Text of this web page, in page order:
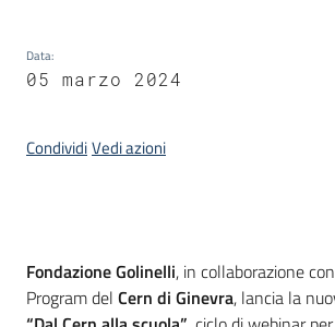
Data:
05 marzo 2024
CondividiVedi azioni
Introduzione
Fondazione Golinelli, in collaborazione
Program del Cern di Ginevra, lancia la